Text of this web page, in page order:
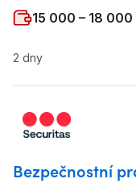
Plat:
15 000 – 18
2 dny
Bezpečnostní